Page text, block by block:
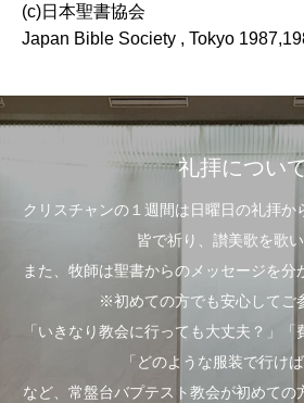
(c)日本聖書協会
Japan Bible Society , Tokyo
礼拝につい
クリスチャンの１週間は日曜日の礼拝か
皆で祈り、讃美歌を歌い
また、牧師は聖書からのメッセージを分
※初めての方でも安心してご
「いきなり教会に行っても大丈夫？」「
「どのような服装で行けば
など、常盤台バプテスト教会が初めての